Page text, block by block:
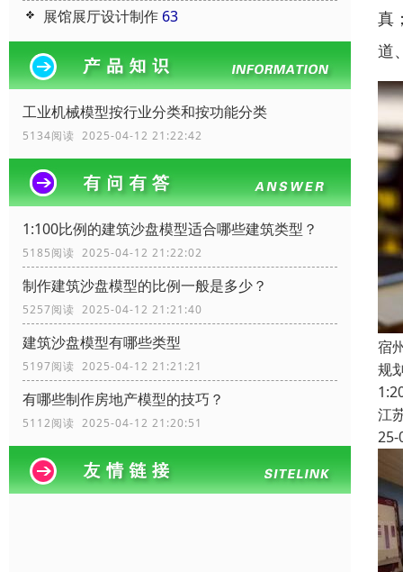
展馆展厅设计制作 63
工业机械模型按行业分类和按功能分类
5134阅读 2025-04-12 21:22:42
1:100比例的建筑沙盘模型适合哪些建筑类型？
5185阅读 2025-04-12 21:22:02
制作建筑沙盘模型的比例一般是多少？
5257阅读 2025-04-12 21:21:40
建筑沙盘模型有哪些类型
5197阅读 2025-04-12 21:21:21
有哪些制作房地产模型的技巧？
5112阅读 2025-04-12 21:20:51
真
道
宿
规
江
25-